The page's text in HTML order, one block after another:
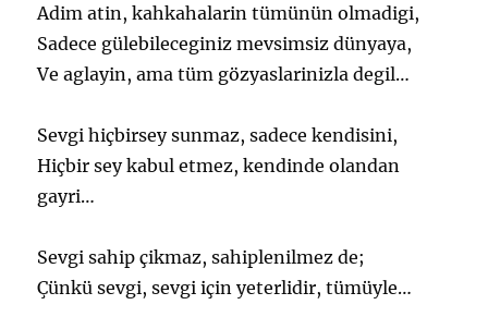
Adim atin, kahkahalarin tümünün olmadigi,
Sadece gülebileceginiz mevsimsiz dünyaya,
Ve aglayin, ama tüm gözyaslarinizla degil…
Sevgi hiçbirsey sunmaz, sadece kendisini,
Hiçbir sey kabul etmez, kendinde olandan
gayri…
Sevgi sahip çikmaz, sahiplenilmez de;
Çünkü sevgi, sevgi için yeterlidir, tümüyle…